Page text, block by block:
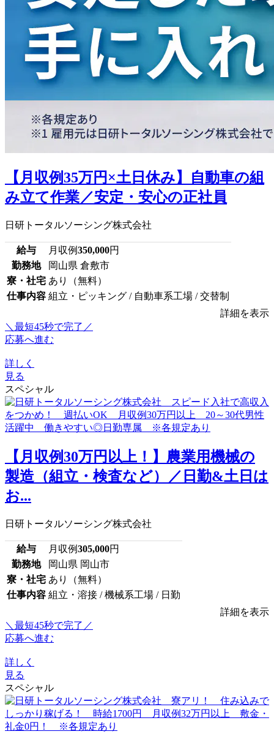
【月収例35万円×土日休み】自動車の組
み立て作業／安定・安心の正社員
日研トータルソーシング株式会社
給与 月収例350,000円
勤務地
岡山県 倉敷市
寮・社宅 あり（無料）
仕事内容 組立・ピッキング / 自動車系工場 / 交替制
詳細を表示
＼最短45秒で完了／
応募へ進む
詳しく
見る
スペシャル
【月収例30万円以上！】農業用機械の
製造（組立・検査など）／日勤&土日は
お...
日研トータルソーシング株式会社
給与 月収例305,000円
勤務地
岡山県 岡山市
寮・社宅 あり（無料）
仕事内容 組立・溶接 / 機械系工場 / 日勤
詳細を表示
＼最短45秒で完了／
応募へ進む
詳しく
見る
スペシャル